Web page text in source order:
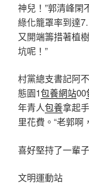
神兒！”郭清峰閑
綠化籠罩率到達
又開端籌措著植
坑呢！”
村黨總支書記阿
態園1包養網站00
年青人包養拿起
里花費。“老郭啊
喜好堅持了一
文明運動站